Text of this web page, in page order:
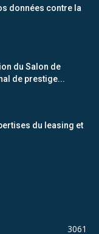
données contre la
du Salon de
de prestige...
du leasing et
3061